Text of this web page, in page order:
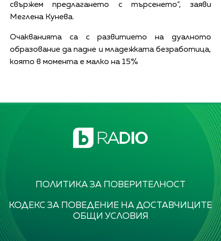
свържем предлагането с търсенето”, заяви
Меглена Кунева.
Очакванията са с развитието на дуалното
образование да падне и младежката безработица,
която в момента е малко на 15%
ПОЛИТИКА ЗА ПОВЕРИТЕЛНОСТ
КОДЕКС ЗА ПОВЕДЕНИЕ НА ДОСТАВЧИЦИТЕ
ОБЩИ УСЛОВИЯ